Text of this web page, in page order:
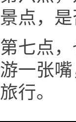
景点，是
第七点
游一张
旅行。